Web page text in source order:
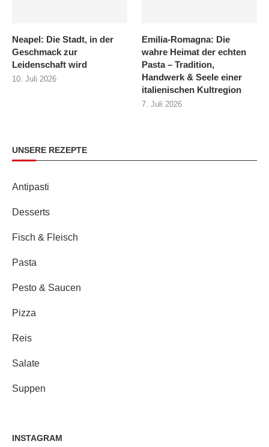
Neapel: Die Stadt, in der
Geschmack zur
Leidenschaft wird
10. Juli 2026
Emilia‑Romagna: Die
wahre Heimat der echten
Pasta – Tradition,
Handwerk & Seele einer
italienischen Kultregion
7. Juli 2026
UNSERE REZEPTE
Antipasti
Desserts
Fisch & Fleisch
Pasta
Pesto & Saucen
Pizza
Reis
Salate
Suppen
INSTAGRAM